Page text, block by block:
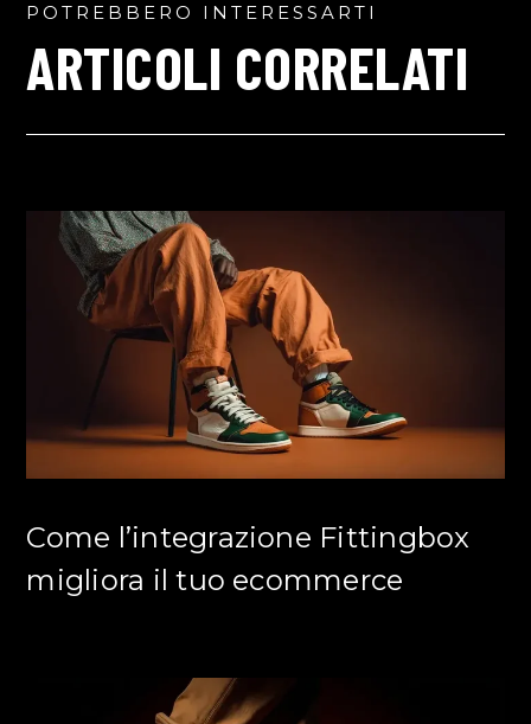
POTREBBERO INTERESSARTI
ARTICOLI CORRELATI
Come l’integrazione Fittingbox
migliora il tuo ecommerce